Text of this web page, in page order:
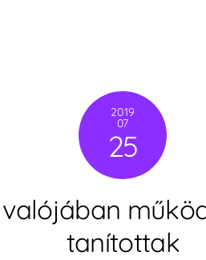
2019
07
25
tanítottak